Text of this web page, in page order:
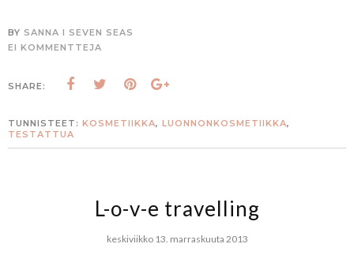
BY SANNA I SEVEN SEAS
EI KOMMENTTEJA
SHARE:
TUNNISTEET: KOSMETIIKKA, LUONNONKOSMETIIKKA,
TESTATTUA
L-o-v-e travelling
keskiviikko 13. marraskuuta 2013